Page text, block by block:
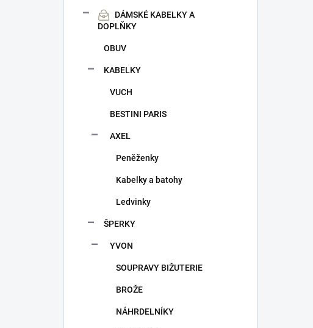
DÁMSKÉ KABELKY A
DOPLŇKY
OBUV
KABELKY
VUCH
BESTINI PARIS
AXEL
Peněženky
Kabelky a batohy
Ledvinky
ŠPERKY
YVON
SOUPRAVY BIŽUTERIE
BROŽE
NÁHRDELNÍKY